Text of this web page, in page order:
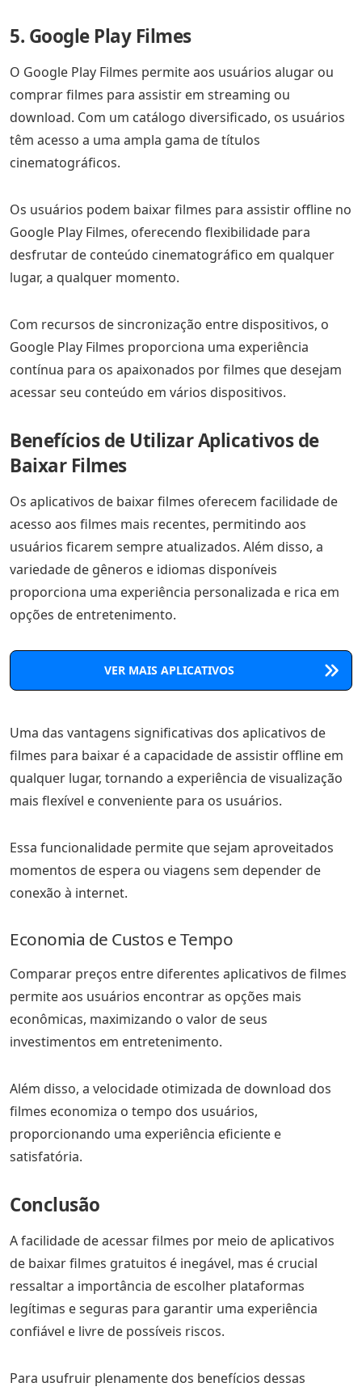
5. Google Play Filmes
O Google Play Filmes permite aos usuários alugar ou
comprar filmes para assistir em streaming ou
download. Com um catálogo diversificado, os usuários
têm acesso a uma ampla gama de títulos
cinematográficos.
Os usuários podem baixar filmes para assistir offline no
Google Play Filmes, oferecendo flexibilidade para
desfrutar de conteúdo cinematográfico em qualquer
lugar, a qualquer momento.
Com recursos de sincronização entre dispositivos, o
Google Play Filmes proporciona uma experiência
contínua para os apaixonados por filmes que desejam
acessar seu conteúdo em vários dispositivos.
Benefícios de Utilizar Aplicativos de
Baixar Filmes
Os aplicativos de baixar filmes oferecem facilidade de
acesso aos filmes mais recentes, permitindo aos
usuários ficarem sempre atualizados. Além disso, a
variedade de gêneros e idiomas disponíveis
proporciona uma experiência personalizada e rica em
opções de entretenimento.
VER MAIS APLICATIVOS
Uma das vantagens significativas dos aplicativos de
filmes para baixar é a capacidade de assistir offline em
qualquer lugar, tornando a experiência de visualização
mais flexível e conveniente para os usuários.
Essa funcionalidade permite que sejam aproveitados
momentos de espera ou viagens sem depender de
conexão à internet.
Economia de Custos e Tempo
Comparar preços entre diferentes aplicativos de filmes
permite aos usuários encontrar as opções mais
econômicas, maximizando o valor de seus
investimentos em entretenimento.
Além disso, a velocidade otimizada de download dos
filmes economiza o tempo dos usuários,
proporcionando uma experiência eficiente e
satisfatória.
Conclusão
A facilidade de acessar filmes por meio de aplicativos
de baixar filmes gratuitos é inegável, mas é crucial
ressaltar a importância de escolher plataformas
legítimas e seguras para garantir uma experiência
confiável e livre de possíveis riscos.
Para usufruir plenamente dos benefícios dessas